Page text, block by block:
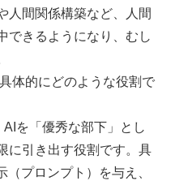
人間関係構築など、人間
できるようになり、むし
体的にどのような役割で
を「優秀な部下」とし
に引き出す役割です。具
プロンプト）を与え、